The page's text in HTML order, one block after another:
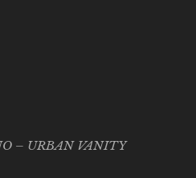
– URBAN VANITY